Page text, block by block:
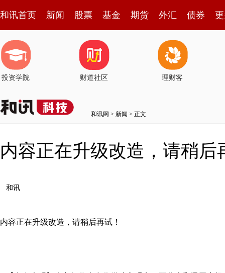
和讯首页 新闻 股票 基金 期货 外汇 债券
投资学院 财道社区 理财客
和讯网 > 新闻 > 正文
内容正在升级改造，请稍后
和讯
内容正在升级改造，请稍后再试！